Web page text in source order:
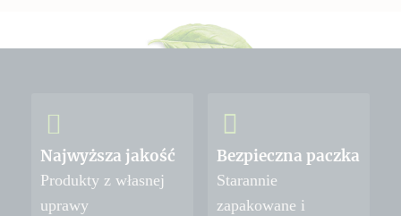
Najwyższa jakość
Produkty z własnej
uprawy
Bezpieczna paczka
Starannie
zapakowane i